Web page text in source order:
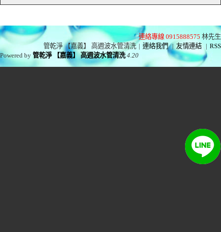
連絡專線 0915888575 林先生
管乾淨 【嘉義】 高週波水管清洗 | 連絡我們 | 友情連結 | RSS
Powered by管乾淨 【嘉義】 高週波水管清洗 4.20